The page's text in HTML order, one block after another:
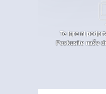
Te igre ni
Poskusite naše